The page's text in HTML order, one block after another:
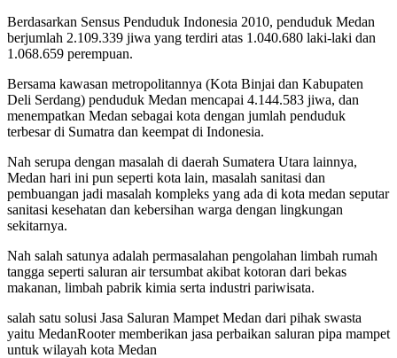
Berdasarkan Sensus Penduduk Indonesia 2010, penduduk Medan
berjumlah 2.109.339 jiwa yang terdiri atas 1.040.680 laki-laki dan
1.068.659 perempuan.
Bersama kawasan metropolitannya (Kota Binjai dan Kabupaten
Deli Serdang) penduduk Medan mencapai 4.144.583 jiwa, dan
menempatkan Medan sebagai kota dengan jumlah penduduk
terbesar di Sumatra dan keempat di Indonesia.
Nah serupa dengan masalah di daerah Sumatera Utara lainnya,
Medan hari ini pun seperti kota lain, masalah sanitasi dan
pembuangan jadi masalah kompleks yang ada di kota medan seputar
sanitasi kesehatan dan kebersihan warga dengan lingkungan
sekitarnya.
Nah salah satunya adalah permasalahan pengolahan limbah rumah
tangga seperti saluran air tersumbat akibat kotoran dari bekas
makanan, limbah pabrik kimia serta industri pariwisata.
salah satu solusi Jasa Saluran Mampet Medan dari pihak swasta
yaitu MedanRooter memberikan jasa perbaikan saluran pipa mampet
untuk wilayah kota Medan